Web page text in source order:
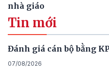
nhà giáo
Tin mới
Đánh giá cán bộ bằng
07/08/2026